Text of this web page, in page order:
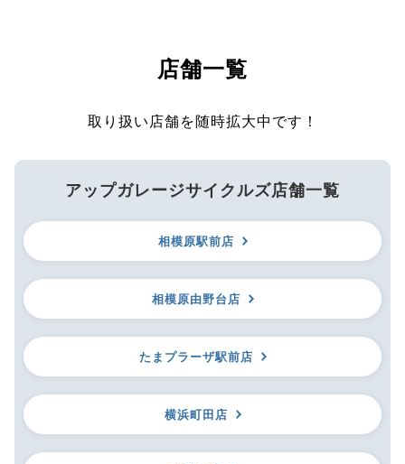
店舗一覧
取り扱い店舗を随時拡大中です！
アップガレージサイクルズ店舗一覧
相模原駅前店
相模原由野台店
たまプラーザ駅前店
横浜町田店